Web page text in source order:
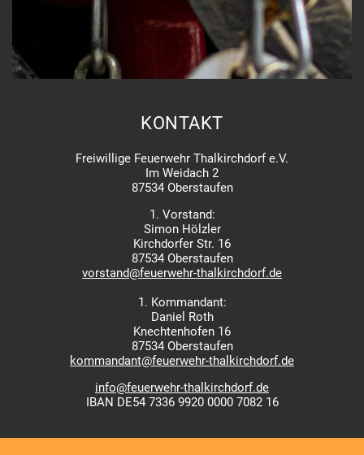
KONTAKT
Freiwillige Feuerwehr Thalkirchdorf e.V.
Im Weidach 2
87534 Oberstaufen
1. Vorstand:
Simon Hölzler
Kirchdorfer Str. 16
87534 Oberstaufen
vorstand@feuerwehr-thalkirchdorf.de
1. Kommandant:
Daniel Roth
Knechtenhofen 16
87534 Oberstaufen
kommandant@feuerwehr-thalkirchdorf.de
info@feuerwehr-thalkirchdorf.de
IBAN DE54 7336 9920 0000 7082 16